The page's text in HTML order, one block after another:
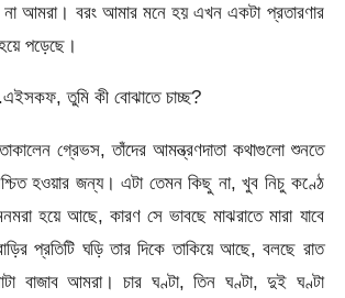
না আমরা। বরং আমার মনে হয় এখন একটা প্রতারণার
পড়েছে।
তুমি কী বোঝাতে চাচ্ছ?
গ্রেভস, তাঁদের আমন্ত্রণদাতা কথাগুলো শুনতে
হওয়ার জন্য। এটা তেমন কিছু না, খুব নিচু কণ্ঠে
হয়ে আছে, কারণ সে ভাবছে মাঝরাতে মারা যাবে
প্রতিটি ঘড়ি তার দিকে তাকিয়ে আছে, বলছে রাত
বাজাব আমরা। চার ঘণ্টা, তিন ঘণ্টা, দুই ঘণ্টা